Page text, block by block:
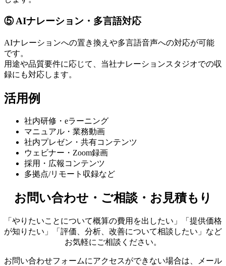
⑤ AIナレーション・多言語対応
AIナレーションへの置き換えや多言語音声への対応が可能
です。
用途や品質要件に応じて、当社ナレーションスタジオでの収
録にも対応します。
活用例
社内研修・eラーニング
マニュアル・業務動画
社内プレゼン・共有コンテンツ
ウェビナー・Zoom録画
採用・広報コンテンツ
多拠点/リモート収録など
お問い合わせ・ご相談・お見積もり
「やりたいことについて概算の費用を出したい」「提供価格
が知りたい」「評価、分析、改善について相談したい」など
お気軽にご相談ください。
お問い合わせフォームにアクセスができない場合は、メール